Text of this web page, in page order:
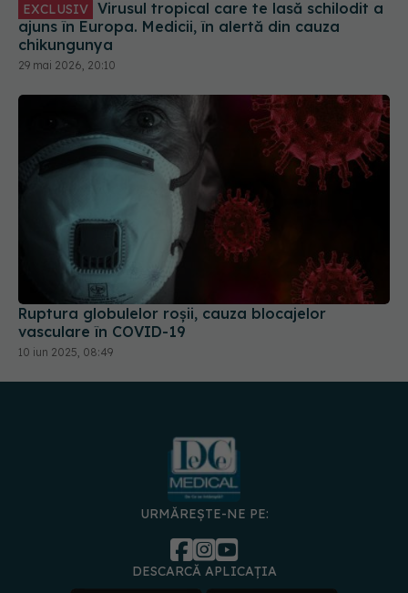
EXCLUSIV
ajuns în Europa. Medicii, în alertă din cauza
chikungunya
29 mai 2026, 20:10
Ruptura globulelor roșii, cauza blocajelor
vasculare în COVID-19
10 iun 2025, 08:49
URMĂREȘTE-NE PE:
DESCARCĂ APLICAȚIA